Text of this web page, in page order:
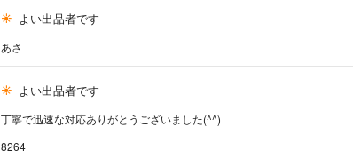
よい出品者です
あさ
よい出品者です
丁寧で迅速な対応ありがとうございました(^^)
8264